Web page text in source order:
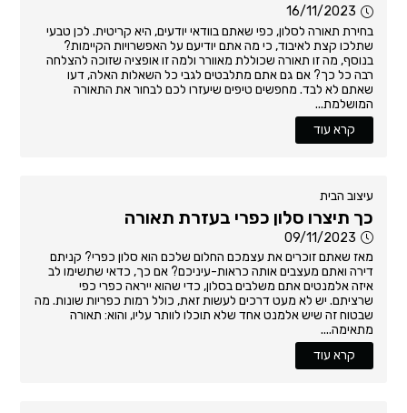
16/11/2023
בחירת תאורה לסלון, כפי שאתם בוודאי יודעים, היא קריטית. לכן טבעי
שתלכו קצת לאיבוד, כי מה אתם יודיעם על האפשרויות הקיימות?
בנוסף, מה זו תאורה שכוללת מאוורר ולמה זו אופציה שזוכה להצלחה
רבה כל כך? אם גם אתם מתלבטים לגבי כל השאלות האלה, דעו
שאתם לא לבד. מחפשים טיפים שיעזרו לכם לבחור את התאורה
המושלמת...
קרא עוד
עיצוב הבית
כך תיצרו סלון כפרי בעזרת תאורה
09/11/2023
מאז שאתם זוכרים את עצמכם החלום שלכם הוא סלון כפרי? קניתם
דירה ואתם מעצבים אותה כראות-עיניכם? אם כך, כדאי שתשימו לב
איזה אלמנטים אתם משלבים בסלון, כדי שהוא ייראה כפרי כפי
שרציתם. יש לא מעט דרכים לעשות זאת, כולל רמות כפריות שונות. מה
שבטוח זה שיש אלמנט אחד שלא תוכלו לוותר עליו, והוא: תאורה
מתאימה....
קרא עוד